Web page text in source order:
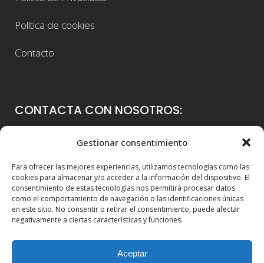
Gestionar consentimiento
Para ofrecer las mejores experiencias, utilizamos tecnologías como las
cookies para almacenar y/o acceder a la información del dispositivo. El
consentimiento de estas tecnologías nos permitirá procesar datos
como el comportamiento de navegación o las identificaciones únicas
en este sitio. No consentir o retirar el consentimiento, puede afectar
negativamente a ciertas características y funciones.
Aceptar
Política de cookies
Contacto
CONTACTA CON NOSOTROS:
Colegio Guadalaviar
46021 Valencia
96 339 36 00
info@colegioguadalaviar.es